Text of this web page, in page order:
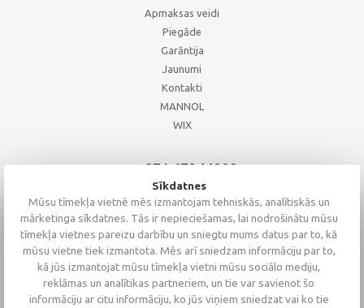
Apmaksas veidi
Piegāde
Garāntija
Jaunumi
Kontakti
MANNOL
WIX
+371 67244008
+371 67271055
+371 26002793
Sīkdatnes
Mūsu tīmekļa vietnē mēs izmantojam tehniskās, analītiskās un
mārketinga sīkdatnes. Tās ir nepieciešamas, lai nodrošinātu mūsu
tīmekļa vietnes pareizu darbību un sniegtu mums datus par to, kā
mūsu vietne tiek izmantota. Mēs arī sniedzam informāciju par to,
kā jūs izmantojat mūsu tīmekļa vietni mūsu sociālo mediju,
reklāmas un analītikas partneriem, un tie var savienot šo
informāciju ar citu informāciju, ko jūs viņiem sniedzat vai ko tie